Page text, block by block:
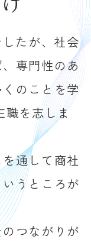
たが、社会
専門性のあ
のことを学
職を志しま
通して商社
うところが
つながりが